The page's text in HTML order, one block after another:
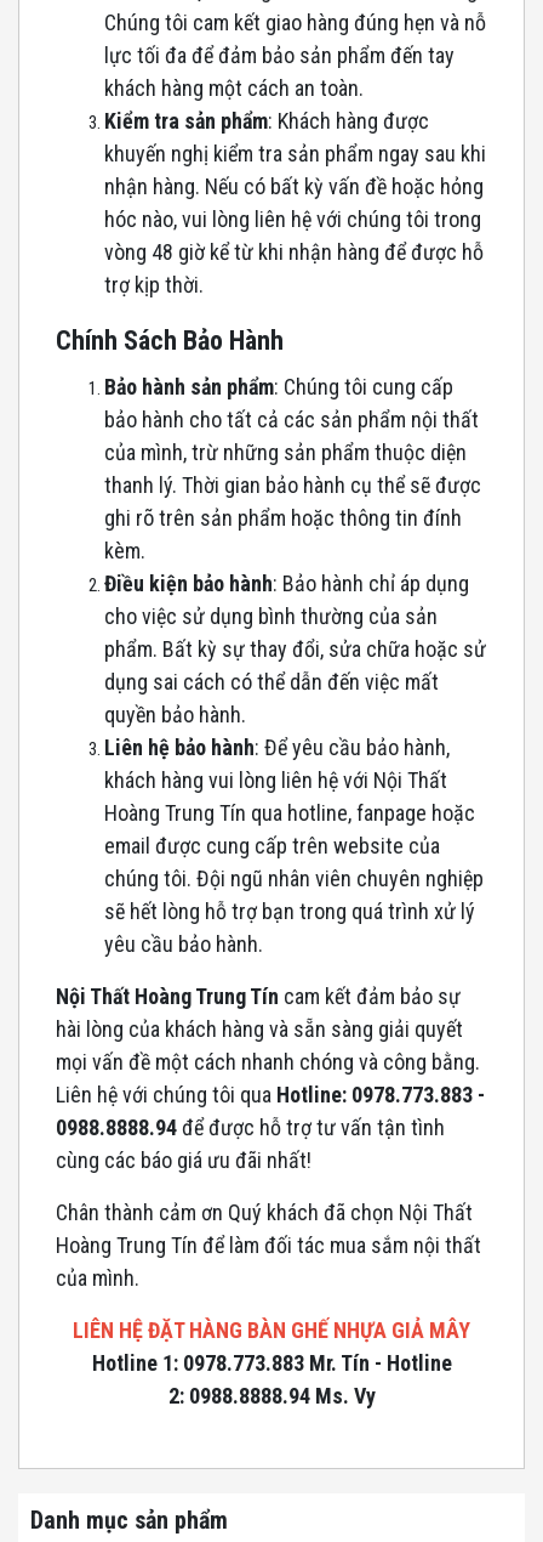
Chúng tôi cam kết giao hàng đúng hẹn và nỗ
lực tối đa để đảm bảo sản phẩm đến tay
khách hàng một cách an toàn.
Kiểm tra sản phẩm: Khách hàng được
khuyến nghị kiểm tra sản phẩm ngay sau khi
nhận hàng. Nếu có bất kỳ vấn đề hoặc hỏng
hóc nào, vui lòng liên hệ với chúng tôi trong
vòng 48 giờ kể từ khi nhận hàng để được hỗ
trợ kịp thời.
Chính Sách Bảo Hành
Bảo hành sản phẩm: Chúng tôi cung cấp
bảo hành cho tất cả các sản phẩm nội thất
của mình, trừ những sản phẩm thuộc diện
thanh lý. Thời gian bảo hành cụ thể sẽ được
ghi rõ trên sản phẩm hoặc thông tin đính
kèm.
Điều kiện bảo hành: Bảo hành chỉ áp dụng
cho việc sử dụng bình thường của sản
phẩm. Bất kỳ sự thay đổi, sửa chữa hoặc sử
dụng sai cách có thể dẫn đến việc mất
quyền bảo hành.
Liên hệ bảo hành: Để yêu cầu bảo hành,
khách hàng vui lòng liên hệ với Nội Thất
Hoàng Trung Tín qua hotline, fanpage hoặc
email được cung cấp trên website của
chúng tôi. Đội ngũ nhân viên chuyên nghiệp
sẽ hết lòng hỗ trợ bạn trong quá trình xử lý
yêu cầu bảo hành.
Nội Thất Hoàng Trung Tín cam kết đảm bảo sự
hài lòng của khách hàng và sẵn sàng giải quyết
mọi vấn đề một cách nhanh chóng và công bằng.
Liên hệ với chúng tôi qua Hotline: 0978.773.883 -
0988.8888.94để được hỗ trợ tư vấn tận tình
cùng các báo giá ưu đãi nhất!
Chân thành cảm ơn Quý khách đã chọn Nội Thất
Hoàng Trung Tín để làm đối tác mua sắm nội thất
của mình.
LIÊN HỆ ĐẶT HÀNG BÀN GHẾ NHỰA GIẢ MÂY
Hotline 1: 0978.773.883 Mr. Tín - Hotline
2: 0988.8888.94 Ms. Vy
Danh mục sản phẩm